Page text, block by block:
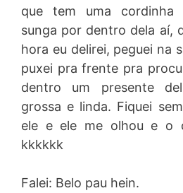
que tem uma cordinha
sunga por dentro dela aí,
hora eu delirei, peguei na
puxei pra frente pra
dentro um presente
grossa e linda. Fiquei
ele e ele me olhou e o
kkkkkk
Falei: Belo pau hein.